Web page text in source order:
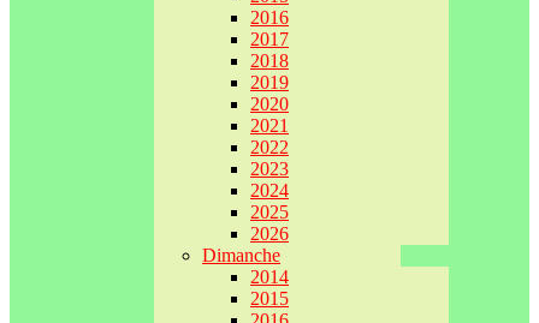
2016
2017
2018
2019
2020
2021
2022
2023
2024
2025
2026
Dimanche
2014
2015